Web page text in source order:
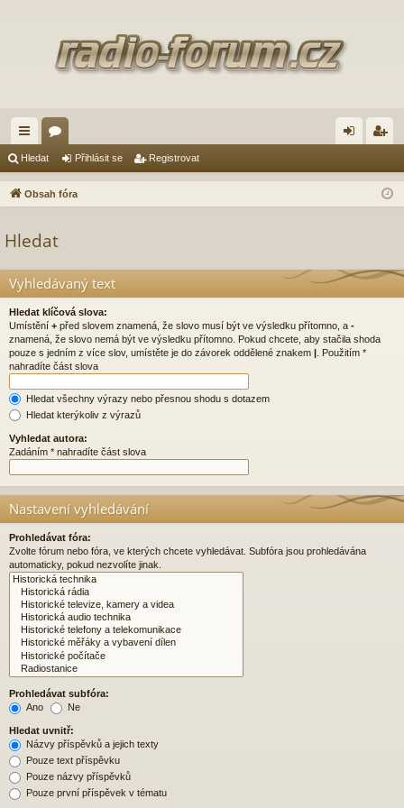
yc
hl
od
zy
a lá ist
Hledat Přihlásit se Registrovat
Obsah fóra
Hledat
Vyhledávaný text
Hledat klíčová slova:
Umístění + před slovem znamená, že slovo musí být ve výsledku přítomno, a -
znamená, že slovo nemá být ve výsledku přítomno. Pokud chcete, aby stačila shoda
pouze s jedním z více slov, umístěte je do závorek oddělené znakem | . Použitím *
nahradíte část slova
Hledat všechny výrazy nebo přesnou shodu s dotazem
Hledat kterýkoliv z výrazů
Vyhledat autora:
Zadáním * nahradíte část slova
Nastavení vyhledávání
Prohledávat fóra:
Zvolte fórum nebo fóra, ve kterých chcete vyhledávat. Subfóra jsou prohledávána
automaticky, pokud nezvolíte jinak.
Prohledávat subfóra:
Ano
Ne
Hledat uvnitř:
Názvy příspěvků a jejich texty
Pouze text příspěvku
Pouze názvy příspěvků
Pouze první příspěvek v tématu